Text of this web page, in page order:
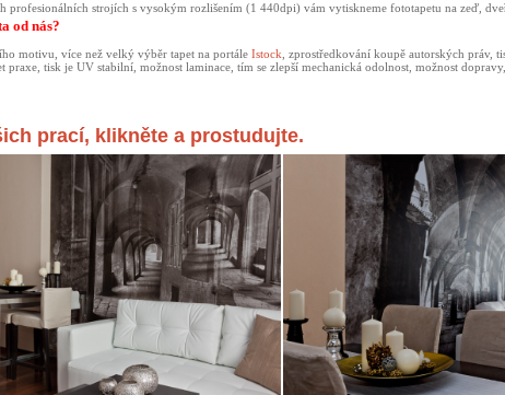
profesionálních strojích s vysokým rozlišením (1 440dpi) vám vytiskneme fototapetu na zeď,
od nás?
motivu, více než velký výběr tapet na portále Istock , zprostředkování koupě autorských práv,
praxe, tisk je UV stabilní, možnost laminace, tím se zlepší mechanická odolnost, možnost
prací, klikněte a prostudujte.